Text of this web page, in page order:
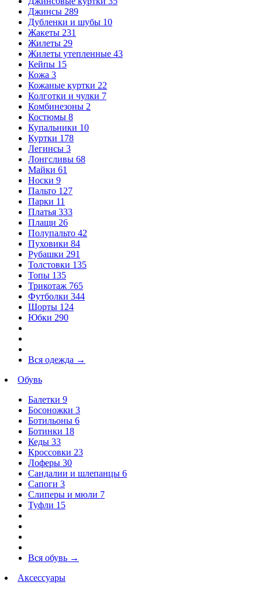
Джинсы 289
Дубленки и шубы 10
Жакеты 231
Жилеты 29
Жилеты утепленные 43
Кейпы 15
Кожа 3
Кожаные куртки 22
Колготки и чулки 7
Комбинезоны 2
Костюмы 8
Купальники 10
Куртки 178
Легинсы 3
Лонгсливы 68
Майки 61
Носки 9
Пальто 127
Парки 11
Платья 333
Плащи 26
Полупальто 42
Пуховики 84
Рубашки 291
Толстовки 135
Топы 135
Трикотаж 765
Футболки 344
Шорты 124
Юбки 290
Вся одежда →
Обувь
Балетки 9
Босоножки 3
Ботильоны 6
Ботинки 18
Кеды 33
Кроссовки 23
Лоферы 30
Сандалии и шлепанцы 6
Сапоги 3
Слиперы и мюли 7
Туфли 15
Вся обувь →
Аксессуары